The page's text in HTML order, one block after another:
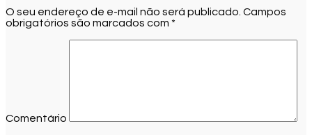
O seu endereço de e-mail não será publicado. Campos
obrigatórios são marcados com *
Comentário